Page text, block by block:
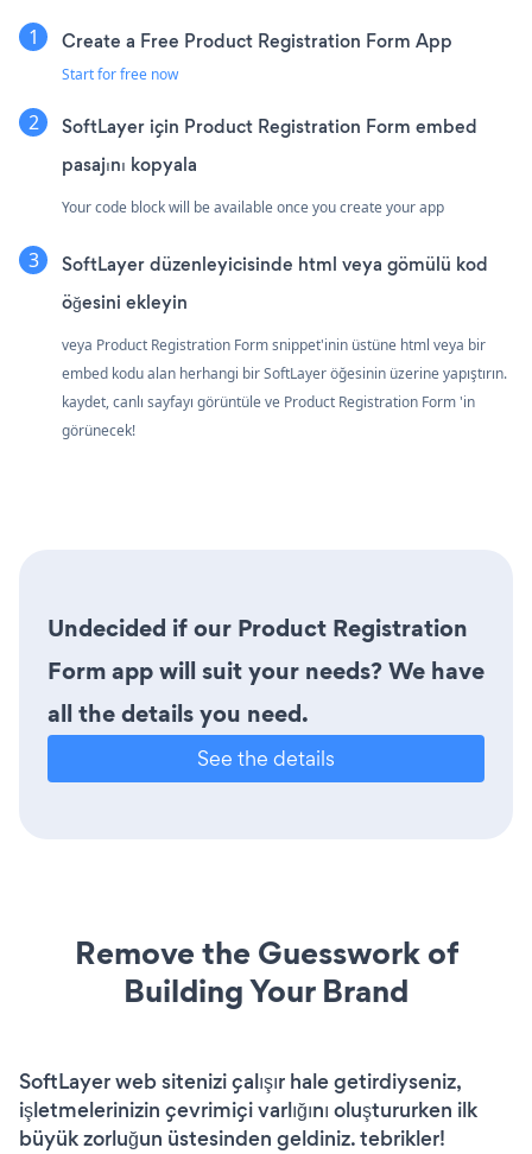
Create a Free Product Registration Form App
Start for free now
SoftLayer için Product Registration Form embed
pasajını kopyala
Your code block will be available once you create your app
SoftLayer düzenleyicisinde html veya gömülü kod
öğesini ekleyin
veya Product Registration Form snippet'inin üstüne html veya bir
embed kodu alan herhangi bir SoftLayer öğesinin üzerine yapıştırın.
kaydet, canlı sayfayı görüntüle ve Product Registration Form 'in
görünecek!
Undecided if our Product Registration
Form app will suit your needs? We have
all the details you need.
See the details
Remove the Guesswork of
Building Your Brand
SoftLayer web sitenizi çalışır hale getirdiyseniz,
işletmelerinizin çevrimiçi varlığını oluştururken ilk
büyük zorluğun üstesinden geldiniz. tebrikler!